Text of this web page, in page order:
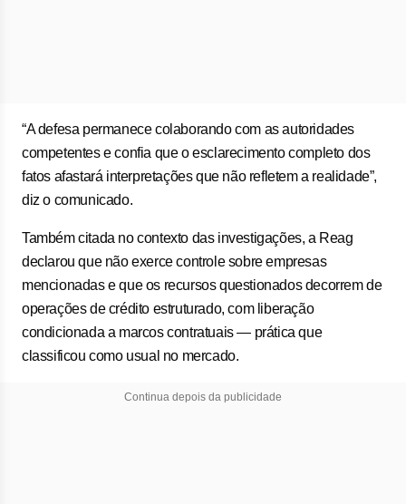
“A defesa permanece colaborando com as autoridades
competentes e confia que o esclarecimento completo dos
fatos afastará interpretações que não refletem a realidade”,
diz o comunicado.
Também citada no contexto das investigações, a Reag
declarou que não exerce controle sobre empresas
mencionadas e que os recursos questionados decorrem de
operações de crédito estruturado, com liberação
condicionada a marcos contratuais — prática que
classificou como usual no mercado.
Continua depois da publicidade